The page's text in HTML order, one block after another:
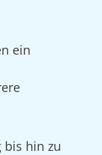
ein
bis hin zu